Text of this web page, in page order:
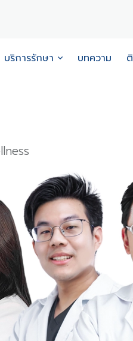
บริการรักษา บทความ